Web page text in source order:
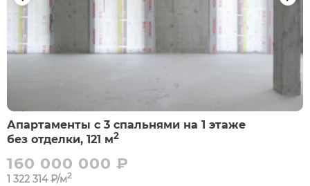
Апартаменты с 3 спальнями на 1 этаже
без отделки, 121 м2
160 000 000 ₽
1 322 314 ₽/м2